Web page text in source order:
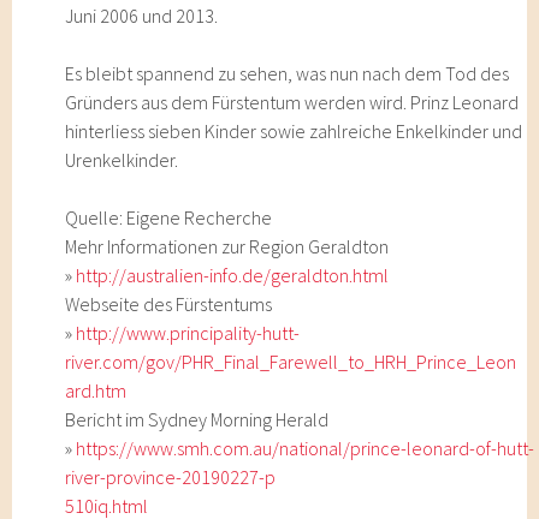
Juni 2006 und 2013.
Es bleibt spannend zu sehen, was nun nach dem Tod des
Gründers aus dem Fürstentum werden wird. Prinz Leonard
hinterliess sieben Kinder sowie zahlreiche Enkelkinder und
Urenkelkinder.
Quelle: Eigene Recherche
Mehr Informationen zur Region Geraldton
» http://australien-info.de/geraldton.html
Webseite des Fürstentums
» http://www.principality-hutt-
river.com/gov/PHR_Final_Farewell_to_HRH_Prince_Leon
ard.htm
Bericht im Sydney Morning Herald
» https://www.smh.com.au/national/prince-leonard-of-hutt-
river-province-20190227-p
510iq.html